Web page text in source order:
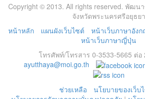
Copyright © 2013. All rights reserved. พัฒ
จังหวัดพระนครศรีอยุธยา
หน้าหลัก
แผนผังเว็บไซต์ หน้าเว็บภาษาอังก
หน้าเว็บภาษาญี่ปุ่น
โทรศัพท์/โทรสาร 0-3533-5665 ต่อ
ayutthaya@moi.go.th
ช่วยเหลือ
นโยบายของเว็บ